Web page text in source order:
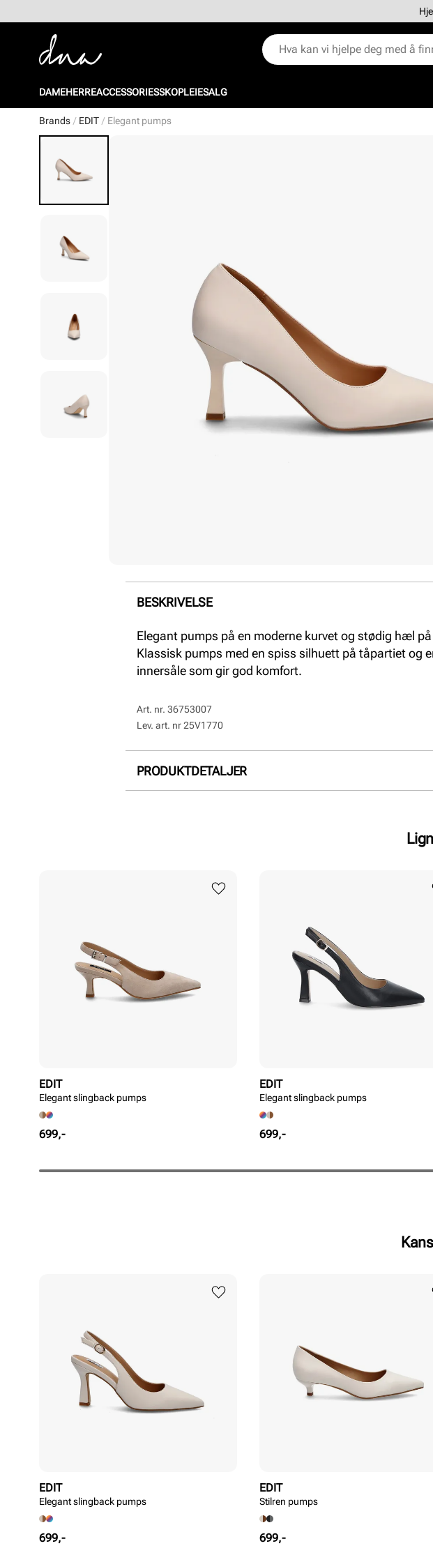
DAMEHERREACCESSORIESSKOPLEIESALG
Brands EDIT Elegant pumps
BESKRIVELSE
Elegant pumps på en moderne kurvet og stødig hæl
Klassisk pumps med en spiss silhuett på tåpartiet og
innersåle som gir god komfort.
Art. nr. 36753007
Lev. art. nr25V1770
PRODUKTDETALJER
EDIT
Elegant slingback pumps
Pris
699,-
EDIT
Elegant slingback pumps
Pris
699,-
EDIT
Elegant slingback pumps
Pris
699,-
EDIT
Stilren pumps
Pris
699,-